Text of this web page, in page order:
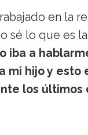
en la
sé lo que es la
iba a
mi hijo y esto
los últimos